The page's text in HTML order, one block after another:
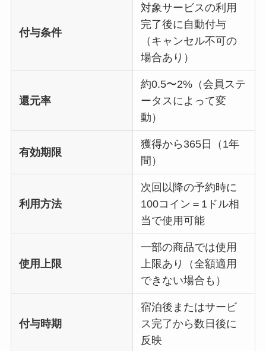
付与条件
対象サービスの利用
完了後に自動付与
（キャンセル不可の
場合あり）
還元率
約0.5〜2%（会員ステ
ータスによって変
動）
有効期限
獲得から365日（1年
間）
利用方法
次回以降の予約時に
100コイン＝1ドル相
当で使用可能
使用上限
一部の商品では使用
上限あり（全額適用
できない場合も）
付与時期
宿泊後またはサービ
ス完了から数日後に
反映